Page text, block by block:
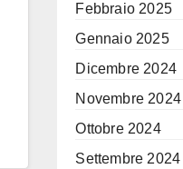
Febbraio 2025
Gennaio 2025
Dicembre 2024
Novembre 2024
Ottobre 2024
Settembre 2024